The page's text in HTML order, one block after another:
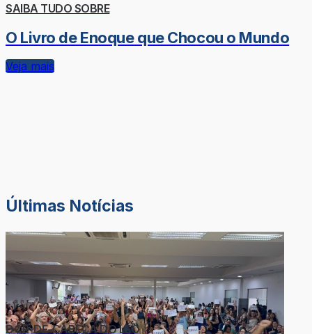
SAIBA TUDO SOBRE
O Livro de Enoque que Chocou o Mundo
Veja mais
Últimas Notícias
DOR-DE-CABEÇA DO LÉO